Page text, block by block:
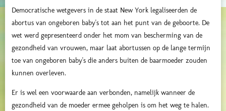
Democratische wetgevers in de staat New York legaliseerden de
abortus van ongeboren baby's tot aan het punt van de geboorte. De
wet werd gepresenteerd onder het mom van bescherming van de
gezondheid van vrouwen, maar laat abortussen op de lange termijn
toe van ongeboren baby's die anders buiten de baarmoeder zouden
kunnen overleven.
Er is wel een voorwaarde aan verbonden, namelijk wanneer de
gezondheid van de moeder ermee geholpen is om het weg te halen.